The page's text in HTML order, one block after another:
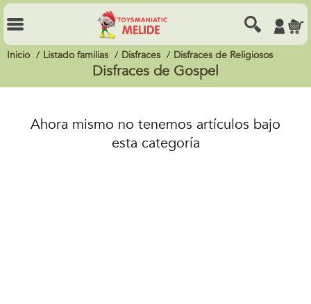
Inicio Listado familias Disfraces Disfraces de Religiosos
Disfraces de Gospel
Ahora mismo no tenemos artículos bajo
esta categoría